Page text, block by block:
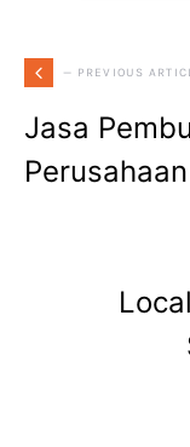
— PREVIOUS
Jasa